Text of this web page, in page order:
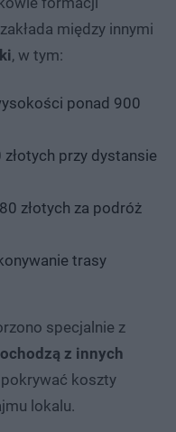
między innymi
, w tym:
ponad 900
przy dystansie
złotych za podróż
trasy
specjalnie z
z innych
koszty
lokalu.